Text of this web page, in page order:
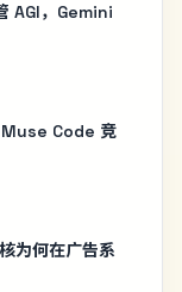
AGI，Gemini
Code 竞
为何在广告系